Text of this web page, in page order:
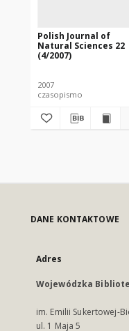
Polish Journal of
Natural Sciences 22
(4/2007)
2007
czasopismo
DANE KONTAKTOWE
Adres
Wojewódzka
im. Emilii Sukertowej-
ul. 1 Maja 5